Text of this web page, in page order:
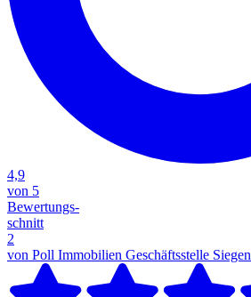
4,9
von 5
Bewertungs-
schnitt
2
von Poll Immobilien Geschäftsstelle Siegen